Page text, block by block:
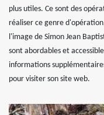
plus utiles. Ce sont des
réaliser ce genre
l'image de Simon Jean
sont abordables et
informations
pour visiter son site web.